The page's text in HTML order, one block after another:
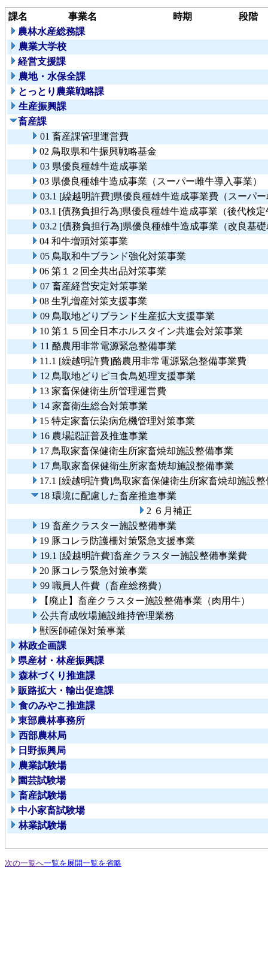
課名 事業名 時期
段階
農林水産総務課
農業大学校
経営支援課
農地・水保全課
とっとり農業戦略課
生産振興課
畜産課
01 畜産課管理運営費
02 鳥取県和牛振興戦略基金
03 県優良種雄牛造成事業
03 県優良種雄牛造成事業（スーパー雌牛導入事業）
03.1 [繰越明許費]県優良種雄牛造成事業費（スーパ
03.1 [債務負担行為]県優良種雄牛造成事業（後代検
03.2 [債務負担行為]県優良種雄牛造成事業（改良基
04 和牛増頭対策事業
05 鳥取和牛ブランド強化対策事業
06 第１２回全共出品対策事業
07 畜産経営安定対策事業
08 生乳増産対策支援事業
09 鳥取地どりブランド生産拡大支援事業
10 第１５回全日本ホルスタイン共進会対策事業
11 酪農用非常電源緊急整備事業
11.1 [繰越明許費]酪農用非常電源緊急整備事業費
12 鳥取地どりピヨ食鳥処理支援事業
13 家畜保健衛生所管理運営費
14 家畜衛生総合対策事業
15 特定家畜伝染病危機管理対策事業
16 農場認証普及推進事業
17 鳥取家畜保健衛生所家畜焼却施設整備事業
17 鳥取家畜保健衛生所家畜焼却施設整備事業
17.1 [繰越明許費]鳥取家畜保健衛生所家畜焼却施設
18 環境に配慮した畜産推進事業
2 ６月補正
19 畜産クラスター施設整備事業
19 豚コレラ防護柵対策緊急支援事業
19.1 [繰越明許費]畜産クラスター施設整備事業費
20 豚コレラ緊急対策事業
99 職員人件費（畜産総務費）
【廃止】畜産クラスター施設整備事業（肉用牛）
公共育成牧場施設維持管理業務
獣医師確保対策事業
林政企画課
県産材・林産振興課
森林づくり推進課
販路拡大・輸出促進課
食のみやこ推進課
東部農林事務所
西部農林局
日野振興局
農業試験場
園芸試験場
畜産試験場
中小家畜試験場
林業試験場
次の一覧へ一覧を展開一覧を省略